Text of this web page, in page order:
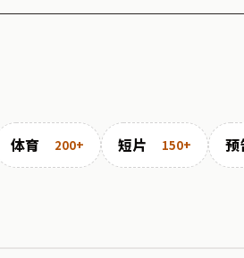
体育 200+ 短片 150+ 预